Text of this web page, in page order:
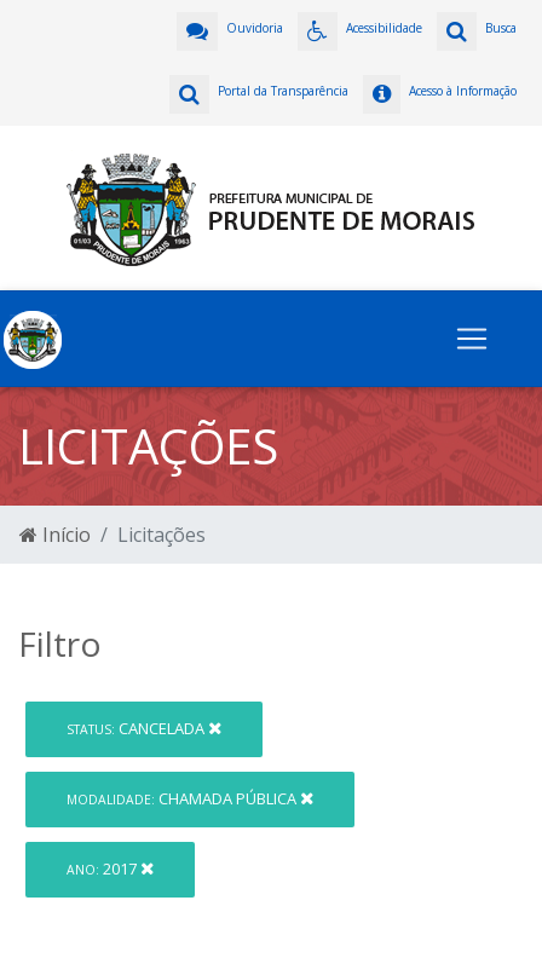
Busca
Acessibilidade
Ouvidoria
Acesso à Informação
Portal da Transparência
LICITAÇÕES
Início Licitações
Filtro
STATUS: CANCELADA
MODALIDADE: CHAMADA PÚBLICA
ANO: 2017